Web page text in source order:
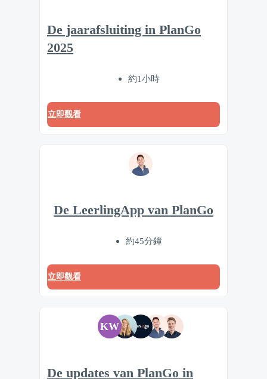
De jaarafsluiting in PlanGo
2025
約1小時
立即觀看
De LeerlingApp van PlanGo
約45分鐘
立即觀看
KW
De updates van PlanGo in